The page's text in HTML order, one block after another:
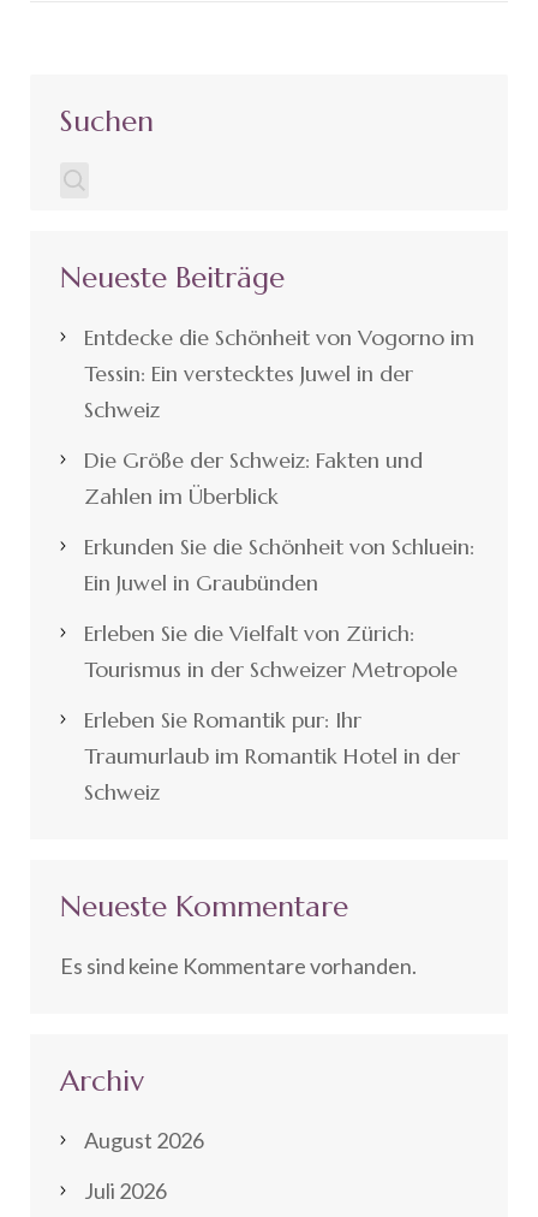
Suchen
Neueste Beiträge
Entdecke die Schönheit von Vogorno im
Tessin: Ein verstecktes Juwel in der
Schweiz
Die Größe der Schweiz: Fakten und
Zahlen im Überblick
Erkunden Sie die Schönheit von Schluein:
Ein Juwel in Graubünden
Erleben Sie die Vielfalt von Zürich:
Tourismus in der Schweizer Metropole
Erleben Sie Romantik pur: Ihr
Traumurlaub im Romantik Hotel in der
Schweiz
Neueste Kommentare
Es sind keine Kommentare vorhanden.
Archiv
August 2026
Juli 2026